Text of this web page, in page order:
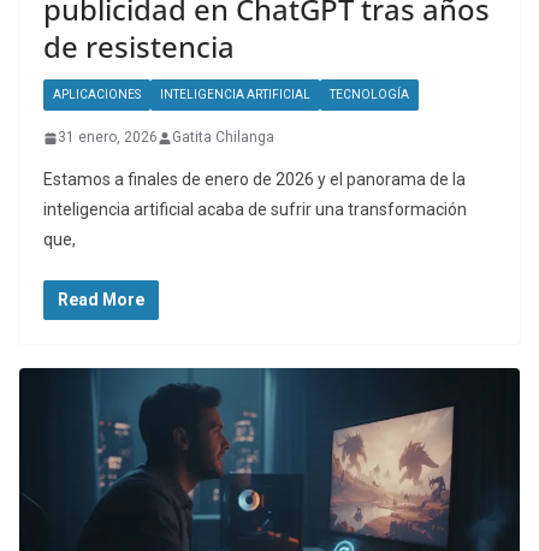
publicidad en ChatGPT tras años
de resistencia
APLICACIONES INTELIGENCIA ARTIFICIAL TECNOLOGÍA
31 enero, 2026 Gatita Chilanga
Estamos a finales de enero de 2026 y el panorama de la
inteligencia artificial acaba de sufrir una transformación
que,
Read More